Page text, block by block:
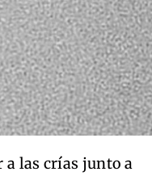
las crías junto a